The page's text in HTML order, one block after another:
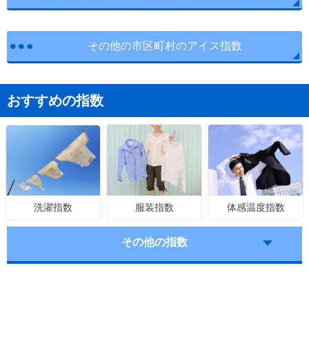
その他の市区町村のアイス指数
おすすめの指数
洗濯指数 服装指数 体感温度指数
その他の指数